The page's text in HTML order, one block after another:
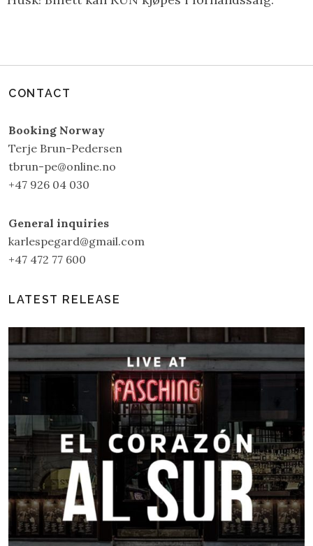
CONTACT
Booking Norway
Terje Brun-Pedersen
tbrun-pe@online.no
+47 926 04 030
General inquiries
karlespegard@gmail.com
+47 472 77 600
LATEST RELEASE